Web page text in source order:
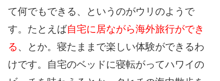
て何でもできる、というのがウリのようで
す。たとえば自宅に居ながら海外旅行ができ
る、とか。寝たままで楽しい体験ができるわ
けです。自宅のベッドに寝転がってハワイの